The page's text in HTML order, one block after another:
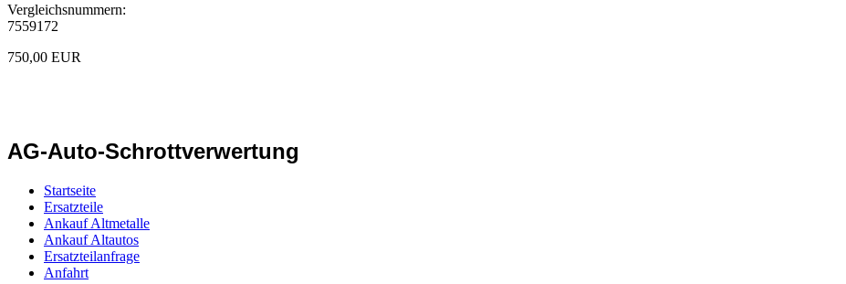
Vergleichsnummern:
7559172
750,00 EUR
AG-Auto-Schrottverwertung
Startseite
Ersatzteile
Ankauf Altmetalle
Ankauf Altautos
Ersatzteilanfrage
Anfahrt